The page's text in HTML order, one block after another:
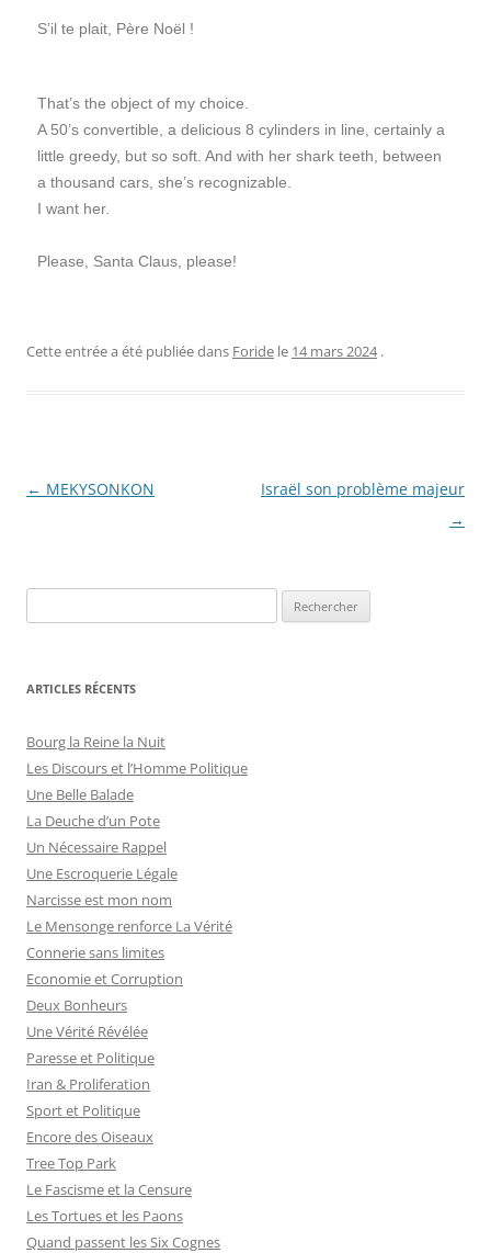
S’il te plait, Père Noël !
That’s the object of my choice.
A 50’s convertible, a delicious 8 cylinders in line, certainly a
little greedy, but so soft. And with her shark teeth, between
a thousand cars, she’s recognizable.
I want her.
Please, Santa Claus, please!
Cette entrée a été publiée dans Foride le 14 mars 2024 .
Navigation
← MEKYSONKON
Israël son problème majeur
→
ARTICLES RÉCENTS
Bourg la Reine la Nuit
Les Discours et l’Homme Politique
Une Belle Balade
La Deuche d’un Pote
Un Nécessaire Rappel
Une Escroquerie Légale
Narcisse est mon nom
Le Mensonge renforce La Vérité
Connerie sans limites
Economie et Corruption
Deux Bonheurs
Une Vérité Révélée
Paresse et Politique
Iran & Proliferation
Sport et Politique
Encore des Oiseaux
Tree Top Park
Le Fascisme et la Censure
Les Tortues et les Paons
Quand passent les Six Cognes